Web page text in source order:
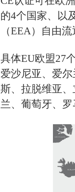
的4个国家、以
（EEA）自由
具体EU欧盟27
爱沙尼亚、爱
斯、拉脱维亚
兰、葡萄牙、